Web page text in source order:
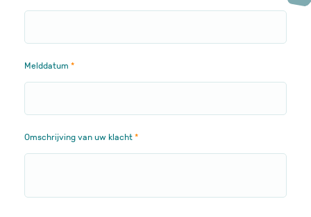
Melddatum
Omschrijving van uw klacht